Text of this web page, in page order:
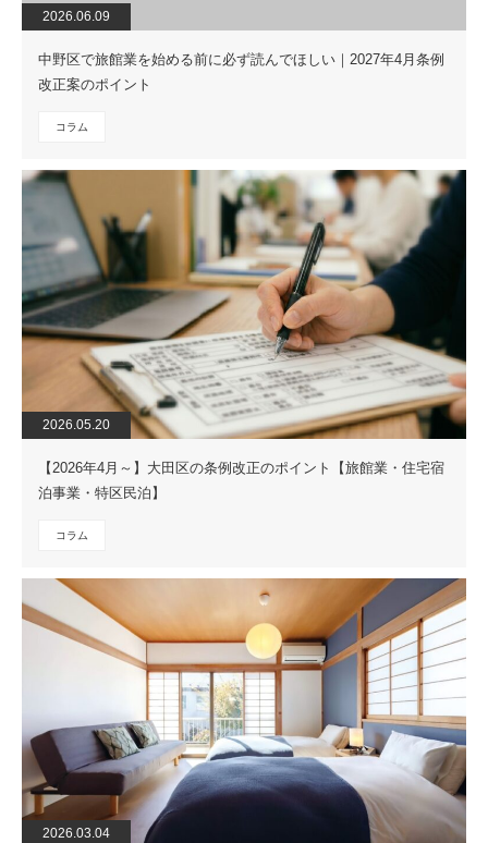
2026.06.09
中野区で旅館業を始める前に必ず読んでほしい｜2027年4月条例
改正案のポイント
コラム
2026.05.20
【2026年4月～】大田区の条例改正のポイント【旅館業・住宅宿
泊事業・特区民泊】
コラム
2026.03.04